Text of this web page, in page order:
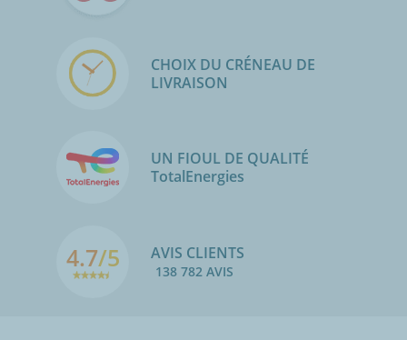
CHOIX DU CRÉNEAU DE
LIVRAISON
UN FIOUL DE QUALITÉ
TotalEnergies
4.7/5 AVIS CLIENTS
138 782 AVIS